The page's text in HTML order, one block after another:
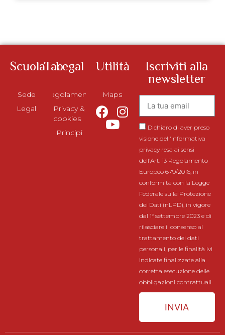
ScuolaTao
Sede
Legal
Legal
Regolamento
Privacy &
cookies
Principi
Utilità
Maps
Iscriviti alla
newsletter
Dichiaro di aver preso
visione dell'Informativa
privacy resa ai sensi
dell’Art. 13 Regolamento
Europeo 679/2016, in
conformità con la Legge
Federale sulla Protezione
dei Dati (nLPD), in vigore
dal 1° settembre 2023 e di
rilasciare il consenso al
trattamento dei dati
personali, per le finalità ivi
indicate finalizzate alla
corretta esecuzione delle
obbligazioni contrattuali.
INVIA